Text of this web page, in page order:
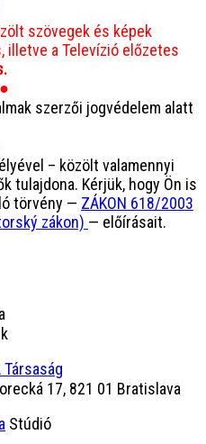
szövegek és képek
illetve a Televízió előzetes
szerzői jogvédelem alatt
– közölt valamennyi
tulajdona. Kérjük, hogy Ön is
törvény — ZÁKON 618/2003
zákon) — előírásait.
Társaság
17, 821 01 Bratislava
Stúdió